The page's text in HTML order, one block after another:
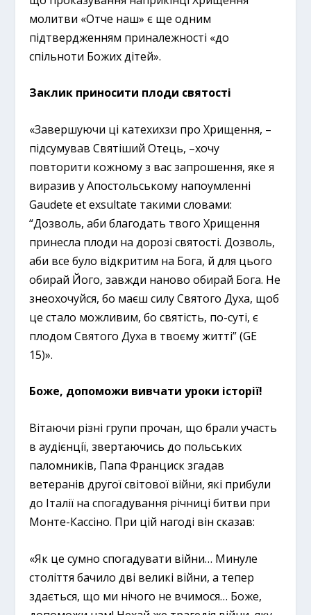
молитви «Отче наш» є ще одним
підтвердженням приналежності «до
спільноти Божих дітей».
Заклик приносити плоди святості
«Завершуючи ці катехихзи про Хрищення, –
підсумував Святіший Отець, –хочу
повторити кожному з вас запрошення, яке я
виразив у Апостольському напоумленні
Gaudete et exsultate такими словами:
“Дозволь, аби благодать твого Хрищення
принесла плоди на дорозі святості. Дозволь,
аби все було відкритим на Бога, й для цього
обирай Його, завжди наново обирай Бога. Не
знеохочуйся, бо маєш силу Святого Духа, щоб
це стало можливим, бо святість, по-суті, є
плодом Святого Духа в твоєму житті” (GE
15)».
Боже, допоможи вивчати уроки історії!
Вітаючи різні групи прочан, що брали участь
в аудієнції, звертаючись до польських
паломників, Папа Франциск згадав
ветеранів другої світової війни, які прибули
до Італії на спогадування річниці битви при
Монте-Кассіно. При цій нагоді він сказав:
«Як це сумно спогадувати війни… Минуле
століття бачило дві великі війни, а тепер
здається, що ми нічого не вчимося… Боже,